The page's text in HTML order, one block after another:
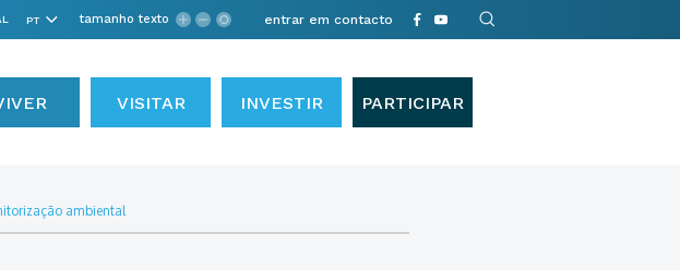
tamanho texto entrar em contacto
VISITAR INVESTIR PARTICIPAR
ambiental